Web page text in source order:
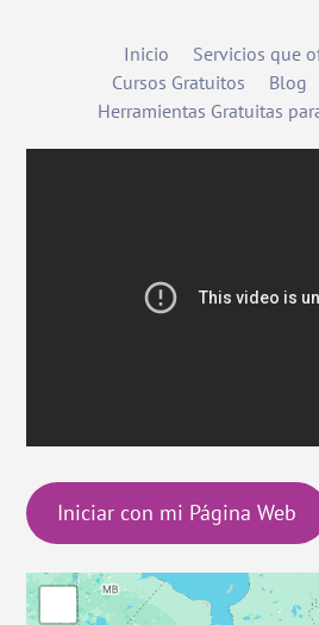
Inicio
Servicios que
Cursos Gratuitos
Blog
Herramientas Gratuitas
Iniciar con mi Página Web